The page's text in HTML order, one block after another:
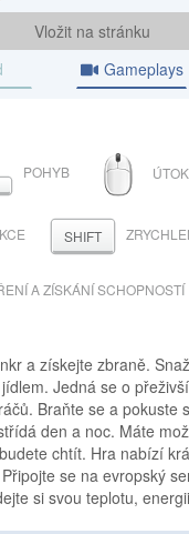
Vložit na stránku
Gameplays
POHYB MYŠ
ÚTOK
SHIFT
A ZÍSKÁNÍ SCHOPNOSTÍ
a získejte zbraně.
Jedná se o
Braňte se a pokuste
den a noc. Máte
chtít. Hra nabízí
se na evropský
si svou teplotu,